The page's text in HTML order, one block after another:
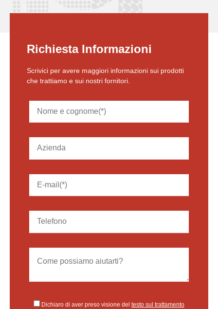
Richiesta Informazioni
Scrivici per avere maggiori informazioni sui prodotti
che trattiamo e sui nostri fornitori.
Dichiaro di aver preso visione del testo sul trattamento